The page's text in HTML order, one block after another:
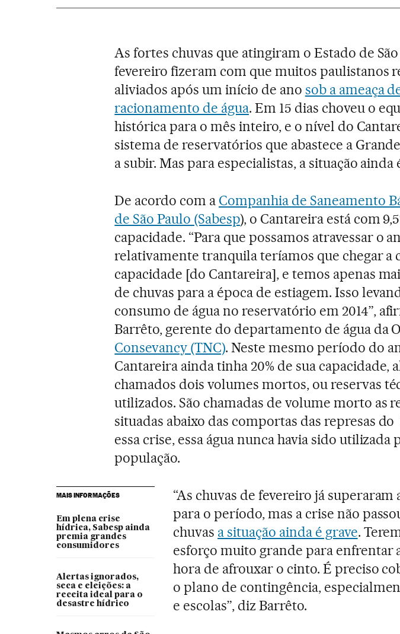
As fortes chuvas que atingiram o Estado de
fevereiro fizeram com que muitos paulistanos
aliviados após um início de ano sob a ameaça
racionamento de água. Em 15 dias choveu o
histórica para o mês inteiro, e o nível do
sistema de reservatórios que abastece a
a subir. Mas para especialistas, a situação ainda
De acordo com a Companhia de Saneamento
de São Paulo (Sabesp), o Cantareira está com
capacidade. “Para que possamos atravessar o
relativamente tranquila teríamos que chegar a
capacidade [do Cantareira], e temos apenas
de chuvas para a época de estiagem. Isso
consumo de água no reservatório em 2014”,
Barrêto, gerente do departamento de água da
Consevancy (TNC). Neste mesmo período do
Cantareira ainda tinha 20% de sua capacidade,
chamados dois volumes mortos, ou reservas
utilizados. São chamadas de volume morto as
situadas abaixo das comportas das represas
essa crise, essa água nunca havia sido utilizada
população.
MAIS INFORMAÇÕES
Em plena crise
hídrica, Sabesp ainda
premia grandes
consumidores
Alertas ignorados,
seca e eleições: a
receita ideal para o
desastre hídrico
“As chuvas de fevereiro já
para o período, mas a crise não
chuvas a situação ainda é grave.
esforço muito grande para enfrentar
hora de afrouxar o cinto. É preciso
o plano de contingência,
e escolas”, diz Barrêto.